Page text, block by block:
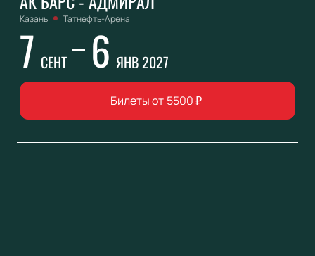
Казань Татнефть-Арена
7 СЕНТ 6 ЯНВ 2027
Билеты от 5500₽